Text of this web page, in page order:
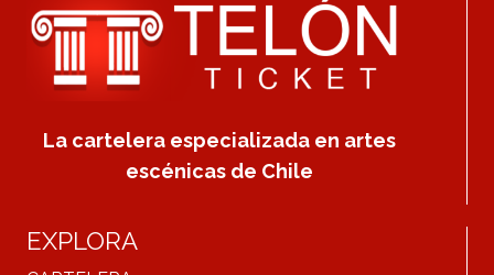
La cartelera especializada en artes
escénicas de Chile
EXPLORA